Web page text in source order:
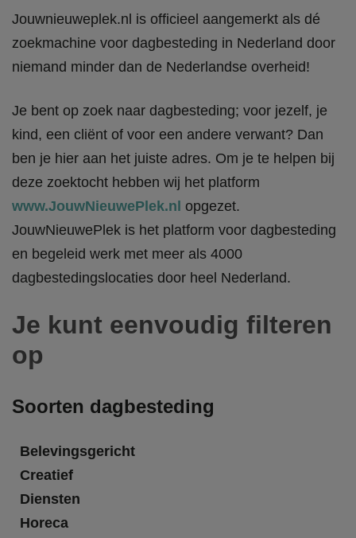
Jouwnieuweplek.nl is officieel aangemerkt als dé
zoekmachine voor dagbesteding in Nederland door
niemand minder dan de Nederlandse overheid!
Je bent op zoek naar dagbesteding; voor jezelf, je
kind, een cliënt of voor een andere verwant? Dan
ben je hier aan het juiste adres. Om je te helpen bij
deze zoektocht hebben wij het platform
www.JouwNieuwePlek.nl opgezet.
JouwNieuwePlek is het platform voor dagbesteding
en begeleid werk met meer als 4000
dagbestedingslocaties door heel Nederland.
Je kunt eenvoudig filteren
op
Soorten dagbesteding
Belevingsgericht
Creatief
Diensten
Horeca